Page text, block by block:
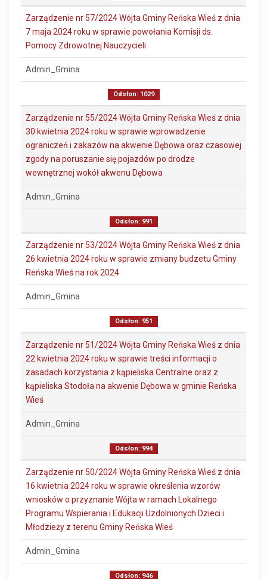
Zarządzenie nr 57/2024 Wójta Gminy Reńska Wieś z dnia
7 maja 2024 roku w sprawie powołania Komisji ds.
Pomocy Zdrowotnej Nauczycieli
Admin_Gmina
Odsłon: 1029
Zarządzenie nr 55/2024 Wójta Gminy Reńska Wieś z dnia
30 kwietnia 2024 roku w sprawie wprowadzenie
ograniczeń i zakazów na akwenie Dębowa oraz czasowej
zgody na poruszanie się pojazdów po drodze
wewnętrznej wokół akwenu Dębowa
Admin_Gmina
Odsłon: 991
Zarządzenie nr 53/2024 Wójta Gminy Reńska Wieś z dnia
26 kwietnia 2024 roku w sprawie zmiany budzetu Gminy
Reńska Wieś na rok 2024
Admin_Gmina
Odsłon: 951
Zarządzenie nr 51/2024 Wójta Gminy Reńska Wieś z dnia
22 kwietnia 2024 roku w sprawie treści informacji o
zasadach korzystania z kąpieliska Centralne oraz z
kąpieliska Stodoła na akwenie Dębowa w gminie Reńska
Wieś
Admin_Gmina
Odsłon: 994
Zarządzenie nr 50/2024 Wójta Gminy Reńska Wieś z dnia
16 kwietnia 2024 roku w sprawie określenia wzorów
wniosków o przyznanie Wójta w ramach Lokalnego
Programu Wspierania i Edukacji Uzdolnionych Dzieci i
Młodzieży z terenu Gminy Reńska Wieś
Admin_Gmina
Odsłon: 946